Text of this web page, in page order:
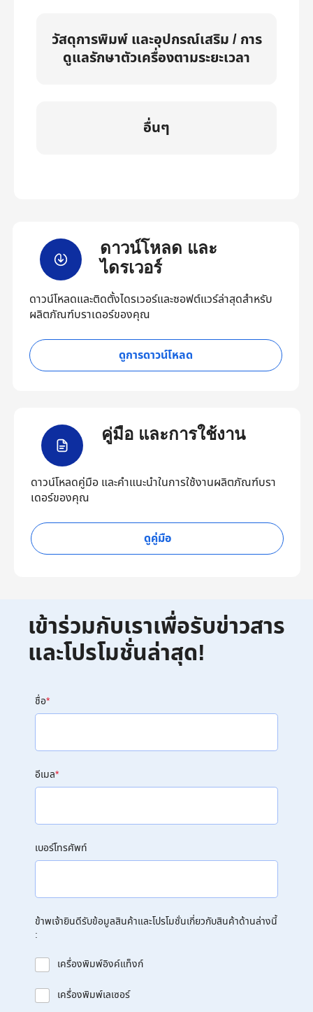
วัสดุการพิมพ์ และอุปกรณ์เสริม / การ
ดูแลรักษาตัวเครื่องตามระยะเวลา
อื่นๆ
ดาวน์โหลด และ
ไดรเวอร์
ดาวน์โหลดและติดตั้งไดรเวอร์และซอฟต์แวร์ล่าสุดสำหรับ
ผลิตภัณฑ์บราเดอร์ของคุณ
ดูการดาวน์โหลด
คู่มือ และการใช้งาน
ดาวน์โหลดคู่มือ และคำแนะนำในการใช้งานผลิตภัณฑ์บรา
เดอร์ของคุณ
ดูคู่มือ
เข้าร่วมกับเราเพื่อรับข่าวสาร
และโปรโมชั่นล่าสุด!
ชื่อ*
อีเมล*
เบอร์โทรศัพท์
ข้าพเจ้ายินดีรับข้อมูลสินค้าและโปรโมชั่นเกี่ยวกับสินค้าด้านล่างนี้
:
เครื่องพิมพ์อิงค์แท็งก์
เครื่องพิมพ์เลเซอร์